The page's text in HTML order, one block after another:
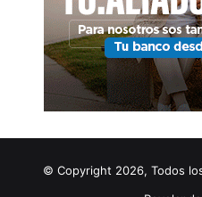
© Copyright 2026, Todos